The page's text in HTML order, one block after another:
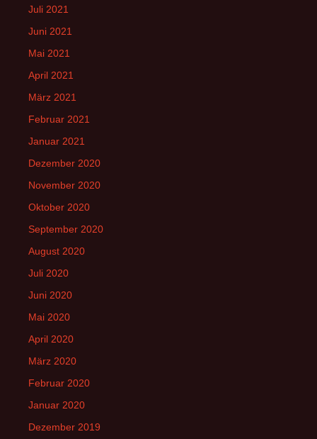
Juli 2021
Juni 2021
Mai 2021
April 2021
März 2021
Februar 2021
Januar 2021
Dezember 2020
November 2020
Oktober 2020
September 2020
August 2020
Juli 2020
Juni 2020
Mai 2020
April 2020
März 2020
Februar 2020
Januar 2020
Dezember 2019